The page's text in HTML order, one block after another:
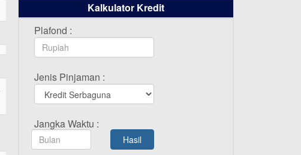
Daftar Pemenang Undian
TAMASHA Bulan Oktober 2025
16-10-2025
TAMASHA Bulan September 2025
20-09-2025
Daftar Pemenang Undian
TAMASHA Bulan Agustus 2025
Kalkulator Kredit
Plafond :
Jenis Pinjaman :
Jangka Waktu :
Hasil